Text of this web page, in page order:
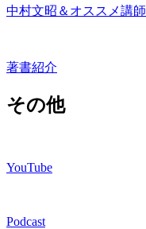
中村文昭＆オススメ講師
著書紹介
その他
YouTube
Podcast